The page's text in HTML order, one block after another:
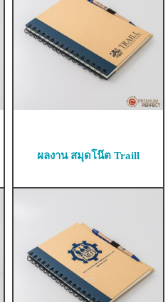
ผลงาน สมุดโน๊ต Traill